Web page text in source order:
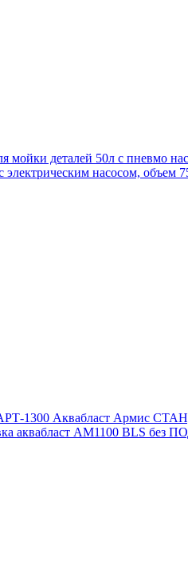
мойки деталей 50л с пневмо
электрическим насосом,
1300 Аквабласт Армис
аквабласт AM1100 BLS без